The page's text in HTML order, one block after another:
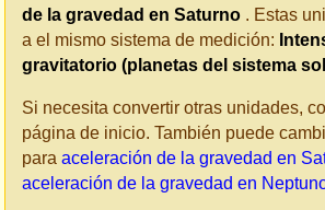
de la gravedad en Saturno . Estas
a el mismo sistema de medición:
gravitatorio (planetas del sistema
Si necesita convertir otras unidades,
página de inicio. También puede
para aceleración de la gravedad en
aceleración de la gravedad en